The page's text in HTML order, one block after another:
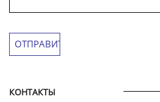
КОНТАКТЫ